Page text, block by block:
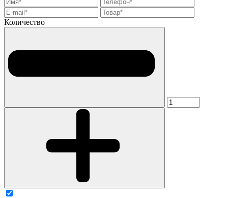
Количество